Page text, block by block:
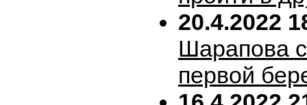
20.4.2022
Шарапова
первой